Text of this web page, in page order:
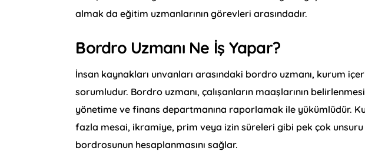
almak da eğitim uzmanlarının görevleri arasındadır.
Bordro Uzmanı Ne İş Yapar?
İnsan kaynakları unvanları arasındaki bordro uzmanı, kurum
sorumludur. Bordro uzmanı, çalışanların maaşlarının
yönetime ve finans departmanına raporlamak ile yükümlüdür.
fazla mesai, ikramiye, prim veya izin süreleri gibi pek çok
bordrosunun hesaplanmasını sağlar.